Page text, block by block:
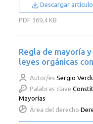
Descargar artículo
PDF 369,4 KB
Regla de mayoría
leyes orgánicas
Autor/es Sergio
Palabras clave
Mayorías
Área del derecho